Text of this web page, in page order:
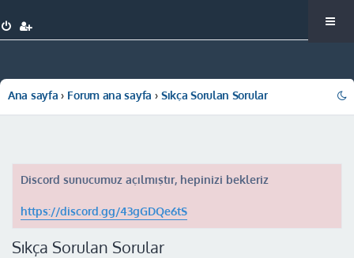
Ana sayfa Forum ana sayfa Sıkça Sorulan Sorular
Discord sunucumuz açılmıştır, hepinizi bekleriz
https://discord.gg/43gGDQe6tS
Sıkça Sorulan Sorular